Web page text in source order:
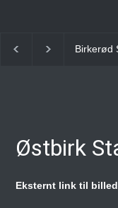
Allerød
Østbirk
Eksternt link til